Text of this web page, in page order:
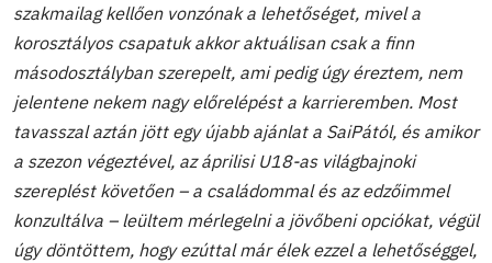
szakmailag kellően vonzónak a lehetőséget, mivel a
korosztályos csapatuk akkor aktuálisan csak a finn
másodosztályban szerepelt, ami pedig úgy éreztem, nem
jelentene nekem nagy előrelépést a karrieremben. Most
tavasszal aztán jött egy újabb ajánlat a SaiPától, és amikor
a szezon végeztével, az áprilisi U18-as világbajnoki
szereplést követően – a családommal és az edzőimmel
konzultálva – leültem mérlegelni a jövőbeni opciókat, végül
úgy döntöttem, hogy ezúttal már élek ezzel a lehetőséggel,